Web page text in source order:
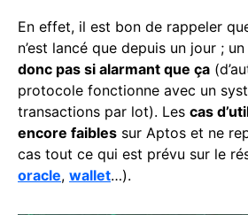
En effet, il est bon de rappeler
n’est lancé que depuis un jour ; un
donc pas si alarmant que ça
protocole fonctionne avec un
transactions par lot). Les cas
encore faibles sur Aptos et ne
cas tout ce qui est prévu sur le
oracle, wallet…).